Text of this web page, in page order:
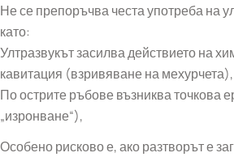
Не се препоръчва честа употреба на
като:
Ултразвукът засилва действието на
кавитация (взривяване на мехурчета),
По острите ръбове възниква точкова
„изронване“),
Особено рисково е, ако разтворът е